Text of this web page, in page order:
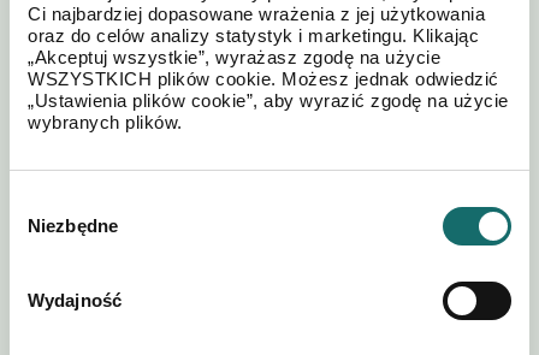
Ci najbardziej dopasowane wrażenia z jej użytkowania
oraz do celów analizy statystyk i marketingu. Klikając
„Akceptuj wszystkie”, wyrażasz zgodę na użycie
WSZYSTKICH plików cookie. Możesz jednak odwiedzić
„Ustawienia plików cookie”, aby wyrazić zgodę na użycie
wybranych plików.
zgody
Niezbędne
Wydajność
Akceptuję regulamin i